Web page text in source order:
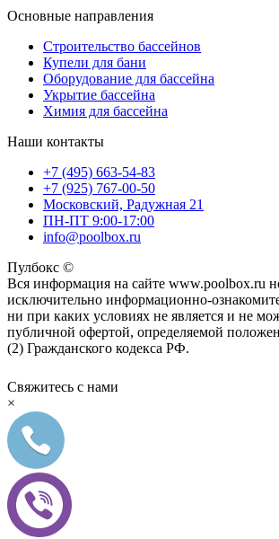
Основные направления
Строительство бассейнов
Купели для бани
Оборудование для бассейна
Укрытие бассейна
Химия для бассейна
Наши контакты
+7 (495) 663-54-83
+7 (925) 767-00-50
Московский, Радужная 21
ПН-ПТ 9:00-17:00
info@poolbox.ru
Пулбокс ©
Вся информация на сайте www.poolbox.ru
исключительно информационно-
ни при каких условиях не является и не
публичной офертой, определяемой
(2) Гражданского кодекса РФ.
Свяжитесь с нами
×